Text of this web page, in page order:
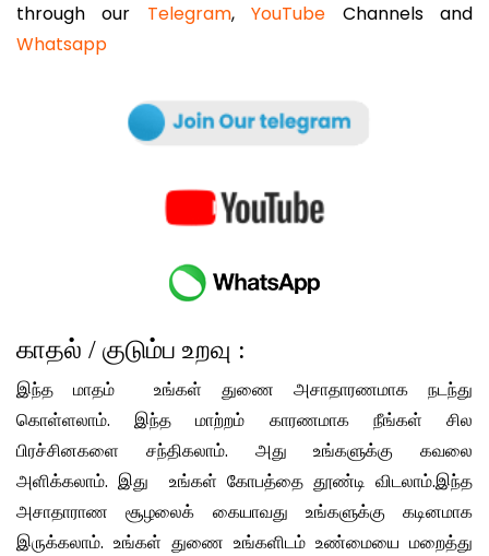
through our Telegram,YouTube Channels and
Whatsapp
காதல் / குடும்ப உறவு :
இந்த மாதம் உங்கள் துணை அசாதாரணமாக நடந்து
கொள்ளலாம். இந்த மாற்றம் காரணமாக நீங்கள் சில
பிரச்சினகளை சந்திகலாம். அது உங்களுக்கு கவலை
அளிக்கலாம். இது உங்கள் கோபத்தை தூண்டி விடலாம்.இந்த
அசாதாராண சூழலைக் கையாவது உங்களுக்கு கடினமாக
இருக்கலாம். உங்கள் துணை உங்களிடம் உண்மையை மறைத்து